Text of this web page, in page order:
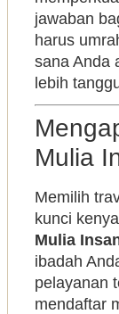
jawaban
harus
sana Anda
lebih
Mulia
Memilih
kunci
Mulia
ibadah
pelayanan
mendaftar